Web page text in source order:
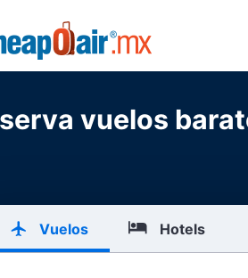
vuelos
Vuelos Hotels